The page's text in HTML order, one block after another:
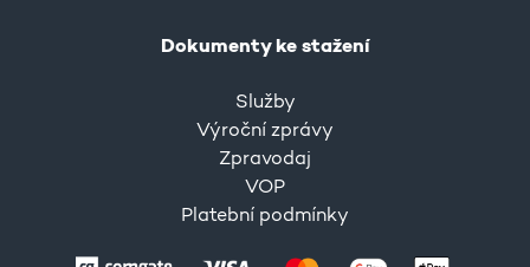
Dokumenty ke stažení
Služby
Výroční zprávy
Zpravodaj
VOP
Platební podmínky